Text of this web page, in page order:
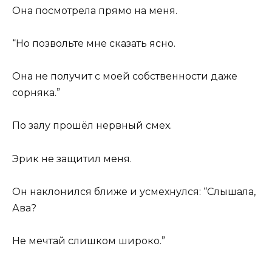
Она посмотрела прямо на меня.
“Но позвольте мне сказать ясно.
Она не получит с моей собственности даже
сорняка.”
По залу прошёл нервный смех.
Эрик не защитил меня.
Он наклонился ближе и усмехнулся: “Слышала,
Ава?
Не мечтай слишком широко.”